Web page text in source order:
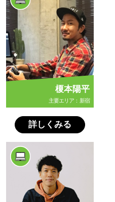
榎本陽平
主要エリア：新宿
詳しくみる